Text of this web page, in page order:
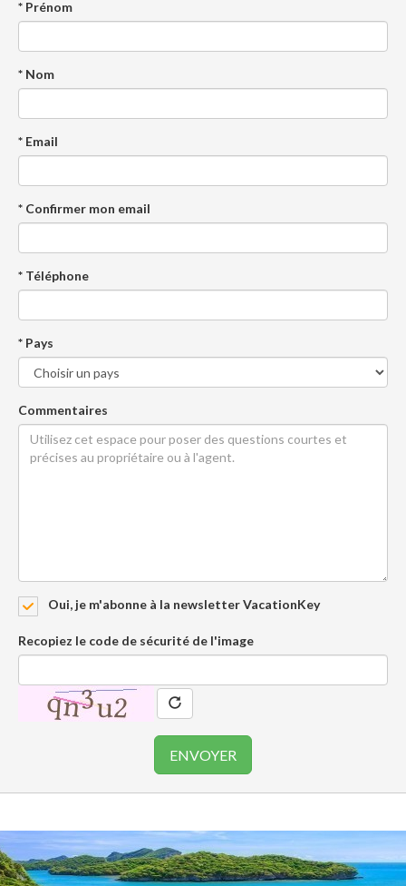
* Prénom
* Nom
* Email
* Confirmer mon email
* Téléphone
* Pays
Commentaires
Oui, je m'abonne à la newsletter VacationKey
Recopiez le code de sécurité de l'image